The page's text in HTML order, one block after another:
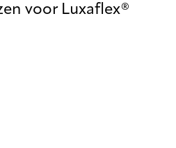
voor Luxaflex®